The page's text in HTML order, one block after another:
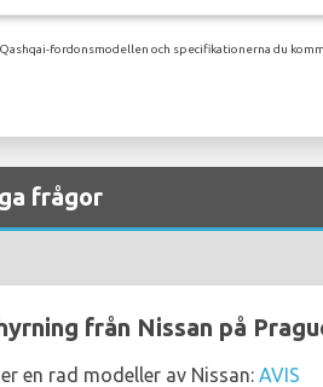
fordonsmodellen och specifikationerna du
frågor
från Nissan på
en rad modeller av Nissan: AVIS